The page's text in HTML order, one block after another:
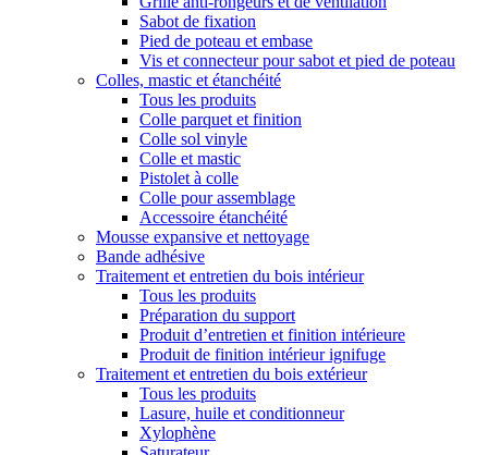
Sabot de fixation
Pied de poteau et embase
Vis et connecteur pour sabot et pied de poteau
Colles, mastic et étanchéité
Tous les produits
Colle parquet et finition
Colle sol vinyle
Colle et mastic
Pistolet à colle
Colle pour assemblage
Accessoire étanchéité
Mousse expansive et nettoyage
Bande adhésive
Traitement et entretien du bois intérieur
Tous les produits
Préparation du support
Produit d’entretien et finition intérieure
Produit de finition intérieur ignifuge
Traitement et entretien du bois extérieur
Tous les produits
Lasure, huile et conditionneur
Xylophène